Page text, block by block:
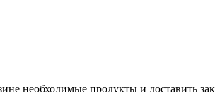
необходимые продукты и доставить